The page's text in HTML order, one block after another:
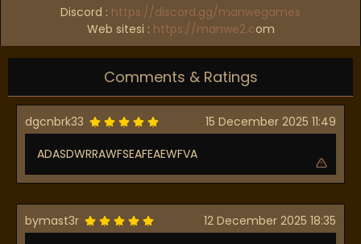
Discord : https://discord.gg/manwegames
Web sitesi : https://manwe2.com
Comments & Ratings
dgcnbrk33
15 December 2025 11:49
ADASDWRRAWFSEAFEAEWFVA
bymast3r
12 December 2025 18:35